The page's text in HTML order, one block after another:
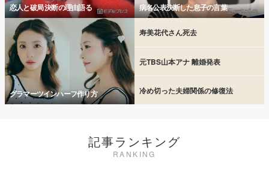
恋人と破局 決断の理由語る 病名公表決断した息子の言葉
グラマーツインハーフ作り方
寿美花代さん死去
元TBS山本アナ 離婚発表
冷め切った夫婦関係の修復法
記事ランキング
RANKING